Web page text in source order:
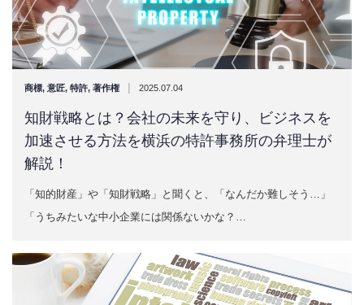
商標, 意匠, 特許, 著作権 | 2025.07.04
知財戦略とは？会社の未来を守り、ビジネスを
加速させる方法を横浜の特許事務所の弁理士が
解説！
「知的財産」や「知財戦略」と聞くと、「なんだか難しそう…」
「うちみたいな中小企業には関係ないかな？…